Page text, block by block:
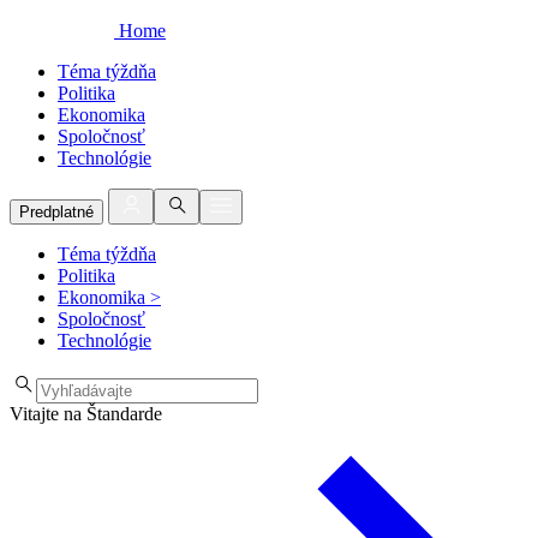
Home
Téma týždňa
Politika
Ekonomika
Spoločnosť
Technológie
Predplatné
Téma týždňa
Politika
Ekonomika >
Spoločnosť
Technológie
Vitajte na Štandarde